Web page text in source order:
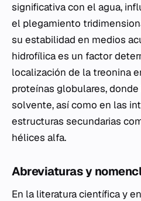
significativa con el agua,
el plegamiento
su estabilidad en medios
hidrofílica es un factor
localización de la treonina
proteínas globulares,
solvente, así como en las
estructuras secundarias
hélices alfa.
Abreviaturas y
En la literatura científica y